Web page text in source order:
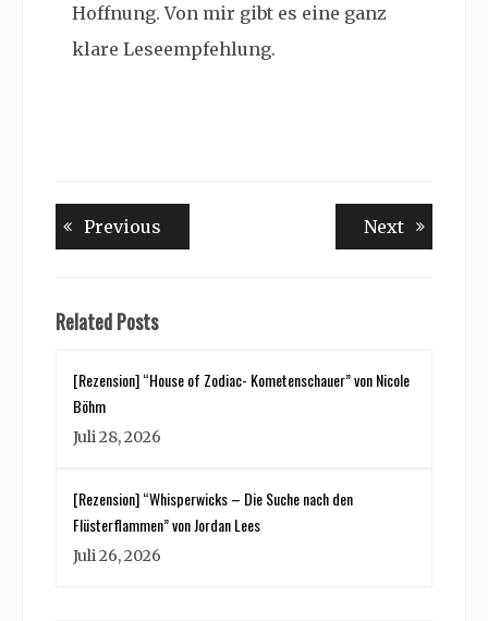
Hoffnung. Von mir gibt es eine ganz
klare Leseempfehlung.
Beitragsnavigation
Previous NextNext
Related Posts
[Rezension] “House of Zodiac- Kometenschauer” von Nicole
Böhm
Juli 28, 2026
[Rezension] “Whisperwicks – Die Suche nach den
Flüsterflammen” von Jordan Lees
Juli 26, 2026